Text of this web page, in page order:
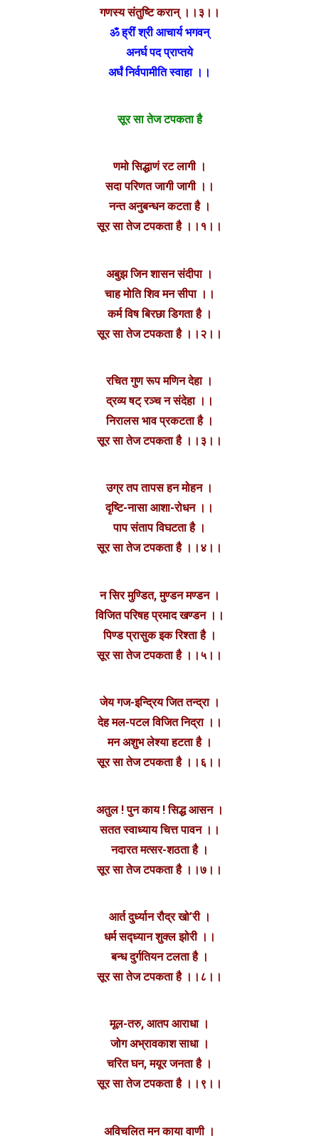
गणस्य संतुष्टि करान् ।।३।।
ॐ ह्रीं श्री आचार्य भगवन्
अनर्घ पद प्राप्तये
अर्घं निर्वपामीति स्वाहा ।।
सूर सा तेज टपकता है
णमो सिद्धाणं रट लागी ।
सदा परिणत जागी जागी‌ ।।
नन्त अनुबन्धन कटता है ।
सूर सा तेज टपकता है ।।१।।
अबुझ जिन शासन संदीपा ।
चाह मोति शिव मन सीपा ।।
कर्म विष बिरछा डिगता है ।
सूर सा तेज टपकता है ।।२।।
रचित गुण रूप मणिन देहा ।
द्रव्य षट् रञ्च न संदेहा ।।
निरालस भाव प्रकटता है ।
सूर सा तेज टपकता है ।।३।।
उग्र तप तापस हन मोहन ।
दृष्टि-नासा आशा-रोधन ।।
पाप संताप विघटता है ।
सूर सा तेज टपकता है ।।४।।
न सिर मुण्डित, मुण्डन मण्डन ।
विजित परिषह प्रमाद खण्डन ।।
पिण्ड प्रासुक इक रिश्ता है ।
सूर सा तेज टपकता है ।।५।।
जेय गज-इन्द्रिय जित तन्द्रा ।
देह मल-पटल विजित निद्रा ।।
मन अशुभ लेश्या हटता है‌ ।
सूर सा तेज टपकता है ।।६।।
अतुल ! पुन काय ! सिद्ध आसन ।
सतत स्वाध्याय चित्त पावन ।।
नदारत मत्सर-शठता है ।
सूर सा तेज टपकता है ।।७।।
आर्त दुर्ध्यान रौद्र खो’री ।
धर्म सद्ध्यान शुक्ल झोरी ।।
बन्ध दुर्गतियन टलता है ।
सूर सा तेज टपकता है ।।८।।
मूल-तरु, आतप आराधा ।
जोग अभ्रावकाश साधा ।
चरित घन, मयूर जनता है ।
सूर सा तेज टपकता है ।।९।।
अविचलित मन काया वाणी ।